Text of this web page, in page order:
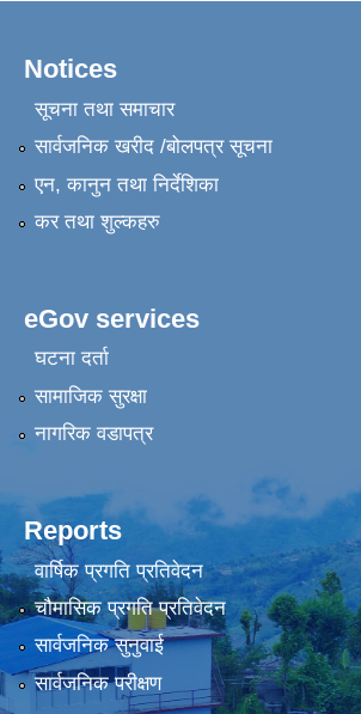
Notices
सूचना तथा समाचार
सार्वजनिक खरीद /बोलपत्र सूचना
एन, कानुन तथा निर्देशिका
कर तथा शुल्कहरु
eGov services
घटना दर्ता
सामाजिक सुरक्षा
नागरिक वडापत्र
Reports
वार्षिक प्रगति प्रतिवेदन
चौमासिक प्रगति प्रतिवेदन
सार्वजनिक सुनुवाई
सार्वजनिक परीक्षण